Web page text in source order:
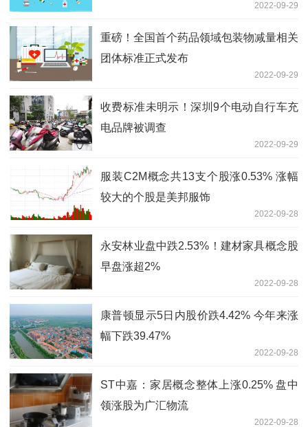
2022-09-29
重磅！全国首个药品领域包装物减量相关
团体标准正式发布
2022-09-29
收费标准未明示！深圳9个电动自行车充
电品牌被调查
2022-09-29
服装C2M概念共13支个股涨0.53% 涨幅
较大的个股是美邦服饰
2022-09-28
永安林业盘中跌2.53%！建材家具概念股
早盘涨超2%
2022-09-28
康普顿显示5日内股价跌4.42% 今年来涨
幅下跌39.47%
2022-09-28
ST中嘉：家居概念整体上涨0.25% 盘中
领涨股为广汇物流
2022-09-28